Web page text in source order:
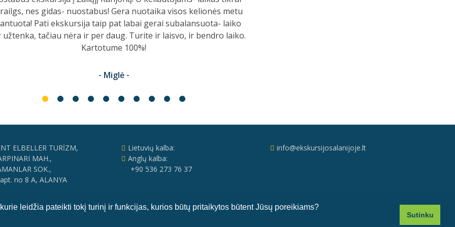
leidžia pateikti tokį turinį ir funkcijas, kurios būtų pritaikytos būtent Jūsų poreikiams?
Sutinku
su baime (pirmą kartą ) rinkomės išvyką rusų - anglų kalbomis.
ne tik puikią kainą, puikią kompaniją, kvapą gniaužiančius
bet ir visos kelionės metu gidų kuriamą puikią nuotaiką. Labai
dėkojam Jums ir visai "Mario" komandai.
- Lina -
ELBELLER TURİZM,
MAH.,
SOK.,
no 8 A, ALANYA
Lietuvių kalba:
Anglų kalba:
+90 536 273 76 37
info@ekskursijosalanijoje.lt
© 2016-2026 Ekskursijos Alanijoje